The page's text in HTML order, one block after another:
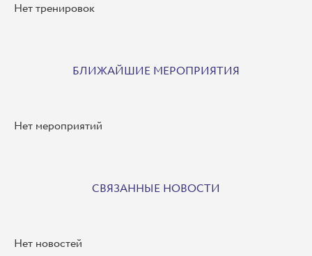
Нет тренировок
БЛИЖАЙШИЕ МЕРОПРИЯТИЯ
Нет мероприятий
СВЯЗАННЫЕ НОВОСТИ
Нет новостей